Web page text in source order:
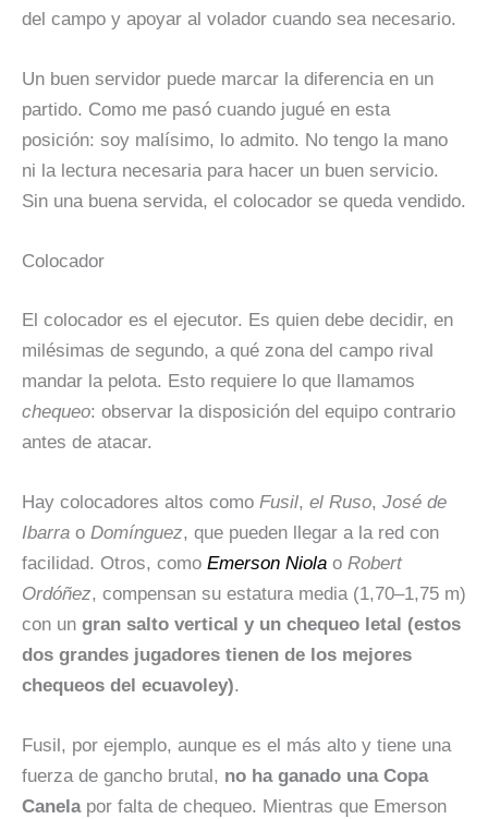
del campo y apoyar al volador cuando sea necesario.
Un buen servidor puede marcar la diferencia en un
partido. Como me pasó cuando jugué en esta
posición: soy malísimo, lo admito. No tengo la mano
ni la lectura necesaria para hacer un buen servicio.
Sin una buena servida, el colocador se queda vendido.
Colocador
El colocador es el ejecutor. Es quien debe decidir, en
milésimas de segundo, a qué zona del campo rival
mandar la pelota. Esto requiere lo que llamamos
chequeo: observar la disposición del equipo contrario
antes de atacar.
Hay colocadores altos como Fusil, el Ruso, José de
Ibarra o Domínguez, que pueden llegar a la red con
facilidad. Otros, como Emerson Niola o Robert
Ordóñez, compensan su estatura media (1,70–1,75 m)
con un gran salto vertical y un chequeo letal (estos
dos grandes jugadores tienen de los mejores
chequeos del ecuavoley).
Fusil, por ejemplo, aunque es el más alto y tiene una
fuerza de gancho brutal, no ha ganado una Copa
Canelapor falta de chequeo. Mientras que Emerson